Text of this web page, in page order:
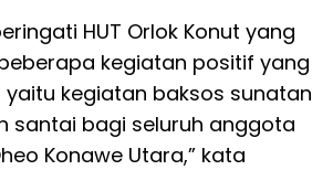
HUT Orlok Konut yang
kegiatan positif yang
yaitu kegiatan baksos sunatan
santai bagi seluruh anggota
Konawe Utara,” kata